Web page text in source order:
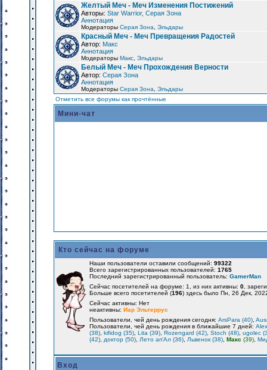
Желтый Меч - Меч Изменения Постижений
Авторы: Star Warrior, Серая Зона
Аннотация
Модераторы Серая Зона Эльдары
Красный Меч - Меч Превращения Радостей
Автор: Макс
Аннотация
Модераторы Макс Эльдары
Белый Меч - Меч Прохождения Верности
Автор: Серая Зона
Аннотация
Модераторы Серая Зона
Эльдары
Отметить все форумы как прочтённые
Мини-чат
Кто сейчас на форуме
Наши пользователи оставили сообщений: 99322
Всего зарегистрированных пользователей: 1765
Последний зарегистрированный пользователь: GamerMan
Сейчас посетителей на форуме: 1, из них активны: 0 ,
Больше всего посетителей (196) здесь было Пн, 26 Дек,
Сейчас активны: Нет
неактивны: Иар Эльтеррус
Пользователи, чей день рождения сегодня: ArsPara (40)
Пользователи, чей день рождения в ближайшие 7 дней:
(38) kifidog (35) Lita (39) Rozengard (42) Stoch (48) ugolec
(42)
доктор (50) Лето ап'Ал (36) Львенок (38) Макс (39)
Вход